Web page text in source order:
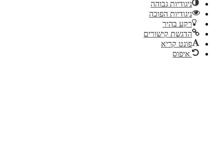
ניגודיות גבוהה
ניגודיות הפוכה
רקע בהיר
הדגשת קישורים
פונט קריא
איפוס